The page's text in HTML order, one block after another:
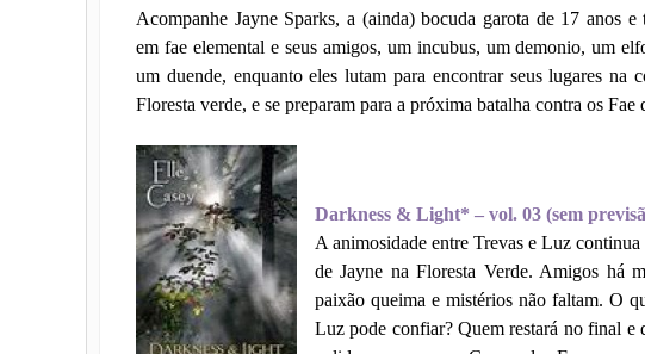
Acompanhe Jayne Sparks, a (ainda) bocuda garota de 17 anos e
em fae elemental e seus amigos, um incubus, um demonio, um
um duende, enquanto eles lutam para encontrar seus lugares na
Floresta verde, e se preparam para a próxima batalha contra os Fae
Darkness & Light* – vol. 03 (sem
A animosidade entre Trevas e Luz
de Jayne na Floresta Verde. Amigos há
paixão queima e mistérios não faltam. O
Luz pode confiar? Quem restará no final e